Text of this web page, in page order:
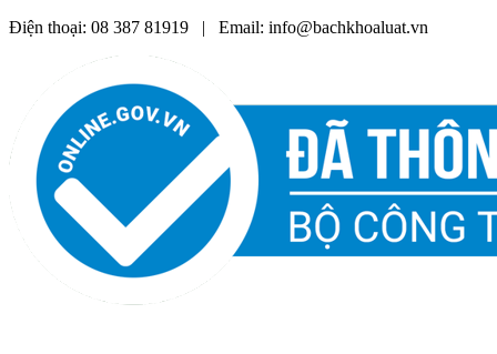
Điện thoại: 08 387 81919 | Email: info@bachkhoaluat.vn